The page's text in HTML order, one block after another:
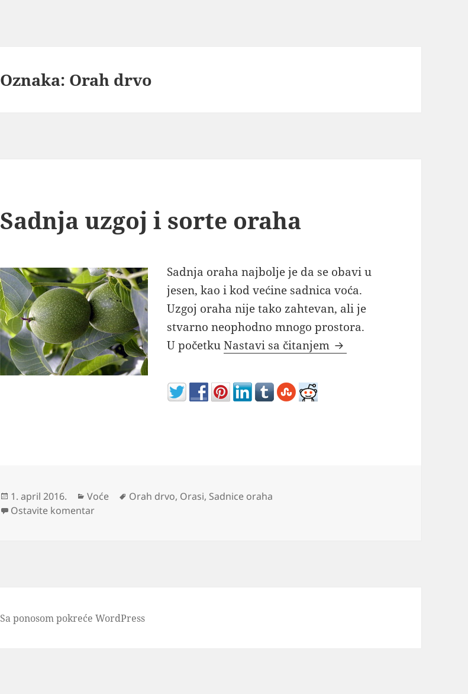
Oznaka: Orah drvo
Sadnja uzgoj i sorte oraha
Sadnja oraha najbolje je da se obavi u
jesen, kao i kod većine sadnica voća.
Uzgoj oraha nije tako zahtevan, ali je
stvarno neophodno mnogo prostora.
U početkuNastavi sa čitanjem Sadnja uzgoj i sorte
Objavljeno
1. april 2016. Kategorije
Voće Oznake
Orah drvo, Orasi, Sadnice oraha
Ostavite komentarna Sadnja uzgoj i sorte oraha
Sa ponosom pokreće WordPress